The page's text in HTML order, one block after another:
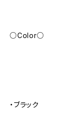
○Color○
・ブラック